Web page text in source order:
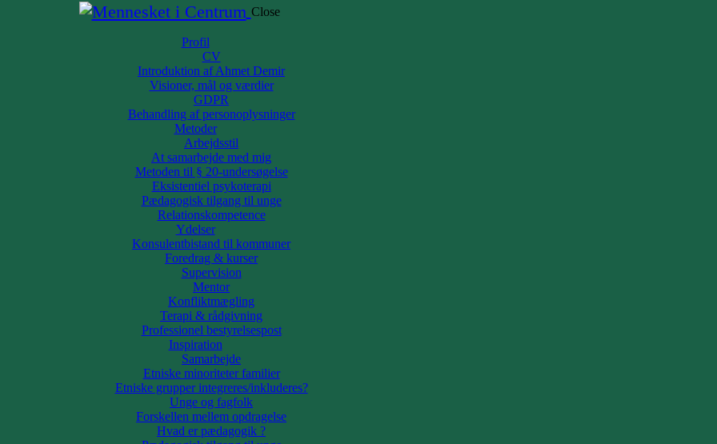
Close
Profil
CV
Introduktion af Ahmet Demir
Visioner, mål og værdier
GDPR
Behandling af personoplysninger
Metoder
Arbejdsstil
At samarbejde med mig
Metoden til § 20-undersøgelse
Eksistentiel psykoterapi
Pædagogisk tilgang til unge
Relationskompetence
Ydelser
Konsulentbistand til kommuner
Foredrag & kurser
Supervision
Mentor
Konfliktmægling
Terapi & rådgivning
Professionel bestyrelsespost
Inspiration
Samarbejde
Etniske minoriteter familier
Etniske grupper integreres/inkluderes?
Unge og fagfolk
Forskellen mellem opdragelse
Hvad er pædagogik ?